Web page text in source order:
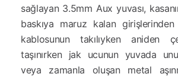
sağlayan 3.5mm Aux yuvası,
baskıya maruz kalan girişlerinden
kablosunun takılıyken aniden
taşınırken jak ucunun yuvada
veya zamanla oluşan metal